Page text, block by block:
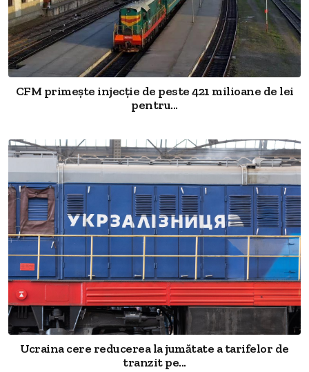
CFM primește injecție de peste 421 milioane de lei
pentru...
Ucraina cere reducerea la jumătate a tarifelor de
tranzit pe...